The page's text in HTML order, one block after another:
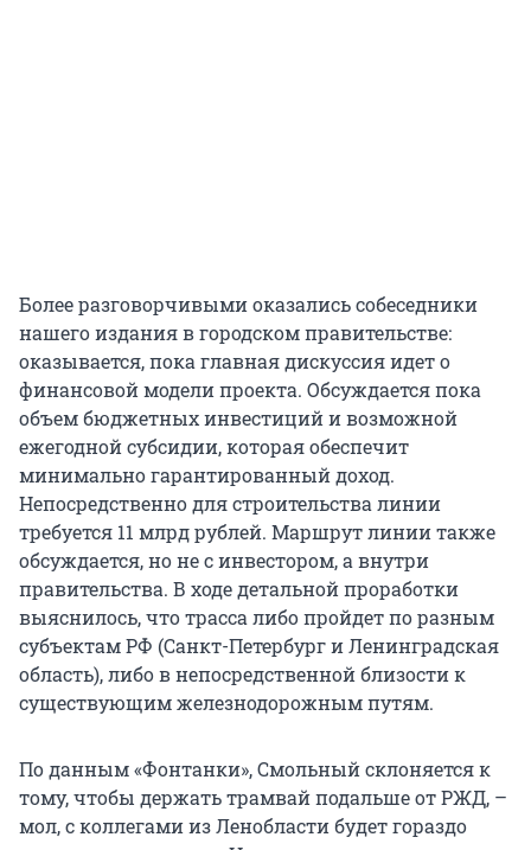
Более разговорчивыми оказались собеседники
нашего издания в городском правительстве:
оказывается, пока главная дискуссия идет о
финансовой модели проекта. Обсуждается пока
объем бюджетных инвестиций и возможной
ежегодной субсидии, которая обеспечит
минимально гарантированный доход.
Непосредственно для строительства линии
требуется 11 млрд рублей. Маршрут линии также
обсуждается, но не с инвестором, а внутри
правительства. В ходе детальной проработки
выяснилось, что трасса либо пройдет по разным
субъектам РФ (Санкт-Петербург и Ленинградская
область), либо в непосредственной близости к
существующим железнодорожным путям.
По данным «Фонтанки», Смольный склоняется к
тому, чтобы держать трамвай подальше от РЖД, –
мол, с коллегами из Ленобласти будет гораздо